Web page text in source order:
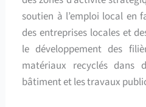
soutien à l’emploi local en
des entreprises locales et
le développement des
matériaux recyclés dans
bâtiment et les travaux